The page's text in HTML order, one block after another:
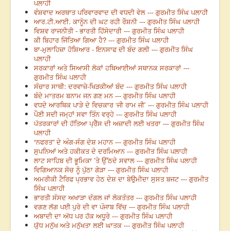
ਪਲਾਹੀ
ਵੰਸ਼ਵਾਦ ਅਰਥਾਤ ਪਰਿਵਾਰਵਾਦ ਦੀ ਵਧਦੀ ਵੇਲ --- ਗੁਰਮੀਤ ਸਿੰਘ ਪਲਾਹੀ
ਆਰ.ਟੀ.ਆਈ. ਕਾਨੂੰਨ ਦੀ ਘਟ ਰਹੀ ਰੌਸ਼ਨੀ --- ਗੁਰਮੀਤ ਸਿੰਘ ਪਲਾਹੀ
ਵਿਸ਼ਵ ਰਾਜਨੀਤੀ - ਭਾਰਤੀ ਹਿੱਸੇਦਾਰੀ --- ਗੁਰਮੀਤ ਸਿੰਘ ਪਲਾਹੀ
ਕੀ ਬਿਹਾਰ ਜਿੱਤਿਆ ਗਿਆ ਹੈ? --- ਗੁਰਮੀਤ ਸਿੰਘ ਪਲਾਹੀ
ਬਾ-ਮੁਲਾਹਿਜ਼ਾ ਹੋਸ਼ਿਆਰ - ਇਨਸਾਫ ਦੀ ਬੰਦ ਗਲੀ --- ਗੁਰਮੀਤ ਸਿੰਘ
ਪਲਾਹੀ
ਸਰਕਾਰਾਂ ਅਤੇ ਸਿਆਸੀ ਲੋਕਾਂ ਹਥਿਆਈਆਂ ਸਥਾਨਕ ਸਰਕਾਰਾਂ ---
ਗੁਰਮੀਤ ਸਿੰਘ ਪਲਾਹੀ
ਸੰਚਾਰ ਸਾਥੀ: ਦਰਵਾਜ਼ੇ-ਖਿੜਕੀਆਂ ਬੰਦ --- ਗੁਰਮੀਤ ਸਿੰਘ ਪਲਾਹੀ
ਬੰਦੇ ਮਾਤਰਮ ਬਨਾਮ ਜਨ ਗਣ ਮਨ --- ਗੁਰਮੀਤ ਸਿੰਘ ਪਲਾਹੀ
ਵਧਦੇ ਆਰਥਿਕ ਪਾੜੇ ਦੇ ਵਿਚਕਾਰ ‘ਜੀ ਰਾਮ ਜੀ’ --- ਗੁਰਮੀਤ ਸਿੰਘ ਪਲਾਹੀ
ਪੌਣੀ ਸਦੀ ਜਮ੍ਹਾਂ ਸਵਾ ਤਿੰਨ ਵਰ੍ਹੇ --- ਗੁਰਮੀਤ ਸਿੰਘ ਪਲਾਹੀ
ਪੱਤਰਕਾਰਾਂ ਦੀ ਹੱਤਿਆ ਪ੍ਰੈੱਸ ਦੀ ਅਜ਼ਾਦੀ ਲਈ ਖਤਰਾ --- ਗੁਰਮੀਤ ਸਿੰਘ
ਪਲਾਹੀ
“ਨਫਰਤ” ਦੇ ਅੰਗ-ਸੰਗ ਦੇਸ਼ ਮਹਾਨ --- ਗੁਰਮੀਤ ਸਿੰਘ ਪਲਾਹੀ
ਸੁਪਨਿਆਂ ਅਤੇ ਹਕੀਕਤ ਦੇ ਦਰਮਿਆਨ --- ਗੁਰਮੀਤ ਸਿੰਘ ਪਲਾਹੀ
ਲਾਟ ਸਾਹਿਬ ਦੀ ਭੂਮਿਕਾ ’ਤੇ ਉੱਠਦੇ ਸਵਾਲ --- ਗੁਰਮੀਤ ਸਿੰਘ ਪਲਾਹੀ
ਵਿਗਿਆਨਕ ਸੋਚ ਨੂੰ ਪੁੱਠਾ ਗੇੜਾ --- ਗੁਰਮੀਤ ਸਿੰਘ ਪਲਾਹੀ
ਅਮਰੀਕੀ ਟੈਰਿਫ ਪ੍ਰਭਾਵ ਹੇਠ ਦੇਸ਼ ਦਾ ਬੇਉਮੀਦਾ ਸੁਸਤ ਬਜਟ --- ਗੁਰਮੀਤ
ਸਿੰਘ ਪਲਾਹੀ
ਭਾਰਤੀ ਸੰਸਦ ਅਖਾੜਾ ਦੰਗਲ ਜਾਂ ਲੋਕਤੰਤਰ --- ਗੁਰਮੀਤ ਸਿੰਘ ਪਲਾਹੀ
ਵਗਣ ਲੱਗ ਪਈ ਪੁਰੇ ਦੀ ਵਾ ਪੰਜਾਬ ਵਿੱਚ --- ਗੁਰਮੀਤ ਸਿੰਘ ਪਲਾਹੀ
ਅਬਾਦੀ ਦਾ ਅੱਧ ਪਰ ਹੱਕ ਅਧੂਰੇ --- ਗੁਰਮੀਤ ਸਿੰਘ ਪਲਾਹੀ
ਯੁੱਧ ਮਨੁੱਖ ਅਤੇ ਮਨੁੱਖਤਾ ਲਈ ਘਾਤਕ --- ਗੁਰਮੀਤ ਸਿੰਘ ਪਲਾਹੀ